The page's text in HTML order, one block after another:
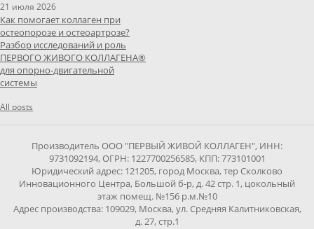
21 июля 2026
Как помогает коллаген при
остеопорозе и остеоартрозе?
Разбор исследований и роль
ПЕРВОГО ЖИВОГО КОЛЛАГЕНА®
для опорно-двигательной
системы
All posts
Производитель ООО "ПЕРВЫЙ ЖИВОЙ КОЛЛАГЕН", ИНН:
9731092194, ОГРН: 1227700256585, КПП: 773101001
Юридический адрес: 121205, город Москва, тер Сколково
Инновационного Центра, Большой б-р, д. 42 стр. 1, цокольный
этаж помещ. №156 р.м.№10
Адрес производства: 109029, Москва, ул. Средняя Калитниковская,
д. 27, стр.1